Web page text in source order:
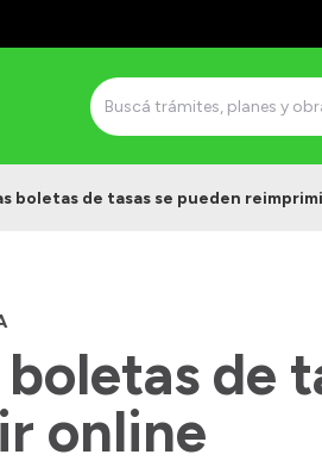
boletas de tasas se pueden
de
online